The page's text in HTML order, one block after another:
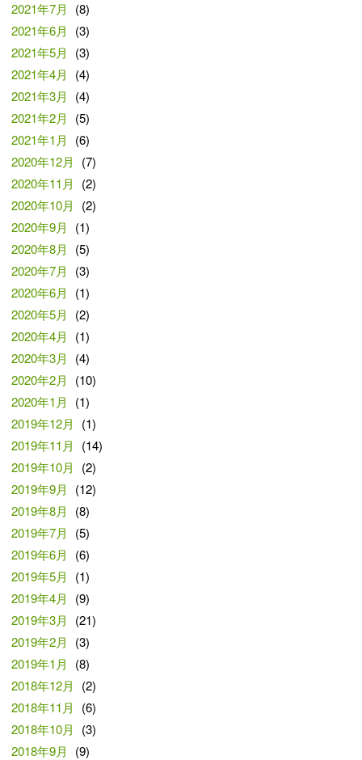
2021年7月
(8)
2021年6月
(3)
2021年5月
(3)
2021年4月
(4)
2021年3月
(4)
2021年2月
(5)
2021年1月
(6)
2020年12月
(7)
2020年11月
(2)
2020年10月
(2)
2020年9月
(1)
2020年8月
(5)
2020年7月
(3)
2020年6月
(1)
2020年5月
(2)
2020年4月
(1)
2020年3月
(4)
2020年2月
(10)
2020年1月
(1)
2019年12月
(1)
2019年11月
(14)
2019年10月
(2)
2019年9月
(12)
2019年8月
(8)
2019年7月
(5)
2019年6月
(6)
2019年5月
(1)
2019年4月
(9)
2019年3月
(21)
2019年2月
(3)
2019年1月
(8)
2018年12月
(2)
2018年11月
(6)
2018年10月
(3)
2018年9月
(9)